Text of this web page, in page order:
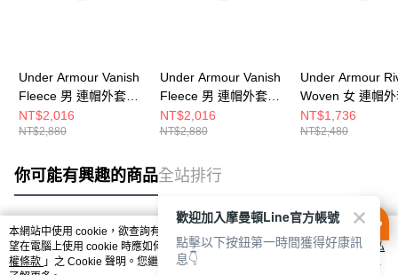
Under Armour Vanish
Fleece 男 連帽外套
6010862-709
NT$2,016
NT$2,880
Under Armour Vanish
Fleece 男 連帽外套
6010862-008
NT$2,016
NT$2,880
Under Armour
Woven 女 連帽
6004849-005
NT$1,736
NT$2,480
你可能有興趣的商品全站排行
熱門標籤
本網站中使用 cookie，欲查詢有關本網站使用 cookie 方式之詳情，及若您不希
望在電腦上使用 cookie 時應如何變更電腦的 cookie 設定，請參閱本網站「
隱私
權條款 」之 Cookie 聲明。您繼續使用本網站即表示您同意本公司得按本網站使
歡迎加入摩曼頓Line官方帳號
點擊以下按鈕第一時間獲得好康訊
息👇